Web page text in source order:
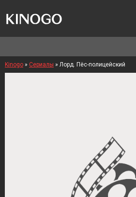
Kinogo » Сериалы » Лорд. Пёс-полицейский